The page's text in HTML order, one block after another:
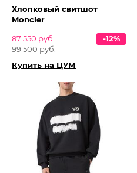
Хлопковый свитшот
Moncler
87 550 руб.
99 500 руб.
-12%
Купить на ЦУМ